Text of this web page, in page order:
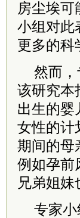
房尘埃可
小组对此
更多的科
然而
该研究本
出生的婴
女性的计
期间的母
例如孕前
兄弟姐
专家